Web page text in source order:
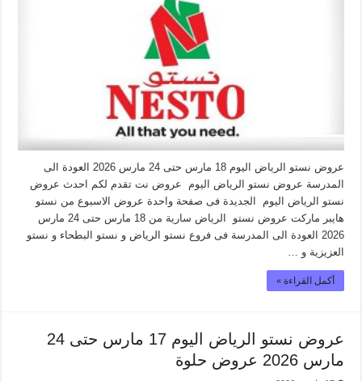
عروض نستو الرياض اليوم 18 مارس حتى 24 مارس 2026 العودة الى
المدرسة عروض نستو الرياض اليوم عروض نت تقدم لكم احدث عروض
نستو الرياض اليوم الجديدة فى صفحة واحدة عروض الاسبوع من نستو
هايبر ماركت عروض نستو الرياض سارية من 18 مارس حتى 24 مارس
2026 العودة الى المدرسة فى فروع نستو الرياض و نستو البطحاء و نستو
العزيزية و …
أكمل القراءة »
عروض نستو الرياض اليوم 17 مارس حتى 24
مارس 2026 عروض حلوة